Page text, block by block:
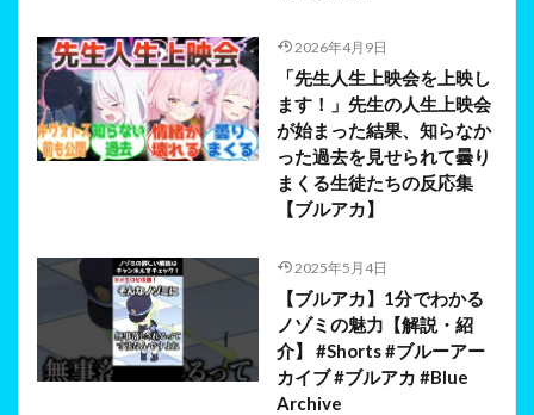
2026年4月9日
「先生人生上映会を上映し
ます！」先生の人生上映会
が始まった結果、知らなか
った過去を見せられて曇り
まくる生徒たちの反応集
【ブルアカ】
2025年5月4日
【ブルアカ】1分でわかる
ノゾミの魅力【解説・紹
介】 #Shorts #ブルーアー
カイブ #ブルアカ #Blue
Archive